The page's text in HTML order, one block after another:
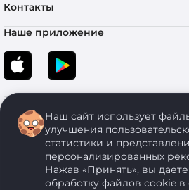
Контакты
Наше приложение
Copyright © 2005-2026 ОДО
Наш сайт использует
улучшения
статистики и
персонализированных
Нажав «Принять», вы
обработку файлов cookie в